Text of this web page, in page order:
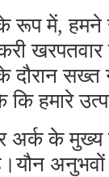
रूप में,
दौरान सख्त
हमारे
अर्क के